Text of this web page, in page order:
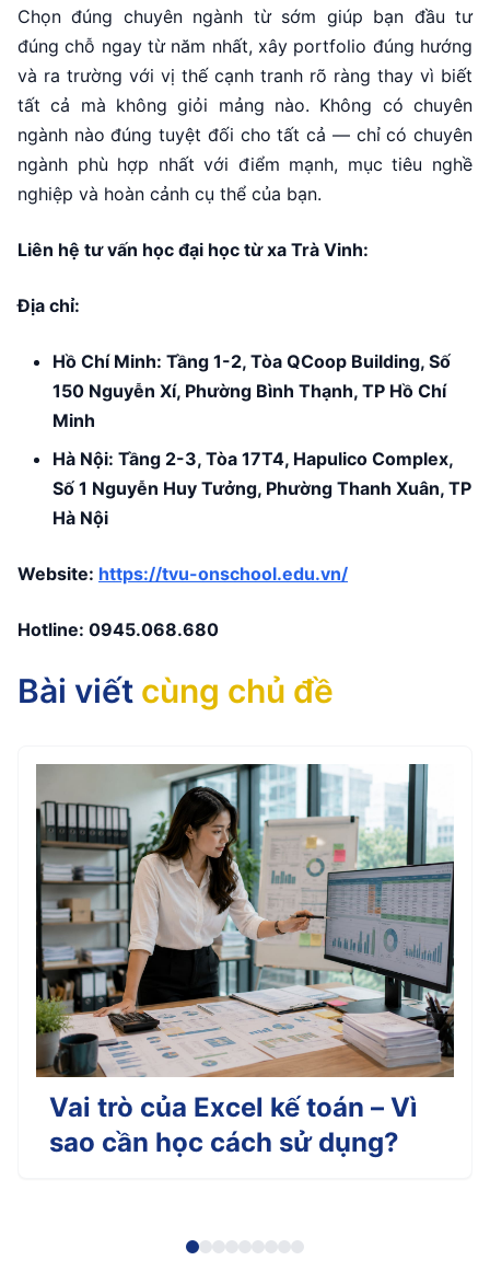
Chọn đúng chuyên ngành từ sớm giúp bạn đầu tư
đúng chỗ ngay từ năm nhất, xây portfolio đúng hướng
và ra trường với vị thế cạnh tranh rõ ràng thay vì biết
tất cả mà không giỏi mảng nào. Không có chuyên
ngành nào đúng tuyệt đối cho tất cả — chỉ có chuyên
ngành phù hợp nhất với điểm mạnh, mục tiêu nghề
nghiệp và hoàn cảnh cụ thể của bạn.
Liên hệ tư vấn học đại học từ xa Trà Vinh:
Địa chỉ:
Hồ Chí Minh: Tầng 1-2, Tòa QCoop Building, Số
150 Nguyễn Xí, Phường Bình Thạnh, TP Hồ Chí
Minh
Hà Nội: Tầng 2-3, Tòa 17T4, Hapulico Complex,
Số 1 Nguyễn Huy Tưởng, Phường Thanh Xuân, TP
Hà Nội
Website: https://tvu-onschool.edu.vn/
Hotline: 0945.068.680
Bài viết cùng chủ đề
Vai trò của Excel kế toán – Vì
sao cần học cách sử dụng?